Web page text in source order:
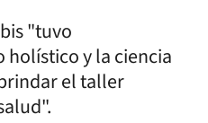
"tuvo
y la ciencia
el taller